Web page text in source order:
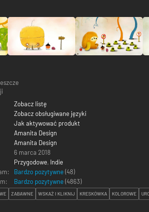
Zobacz listę
Zobacz obsługiwane języki
Jak aktywować produkt
Amanita Design
Amanita Design
6 marca 2018
Przygodowe, Indie
Bardzo pozytywne (48)
Bardzo pozytywne (4863)
ZABAWNE WSKAŻ I KLIKNIJ KRESKÓWKA KOLOROWE